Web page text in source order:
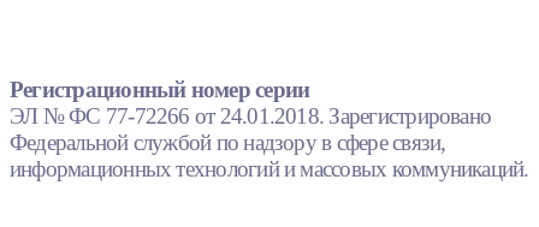
Регистрационный номер серии
ЭЛ № ФС 77-72266 от 24.01.2018. Зарегистрировано
Федеральной службой по надзору в сфере связи,
информационных технологий и массовых коммуникаций.